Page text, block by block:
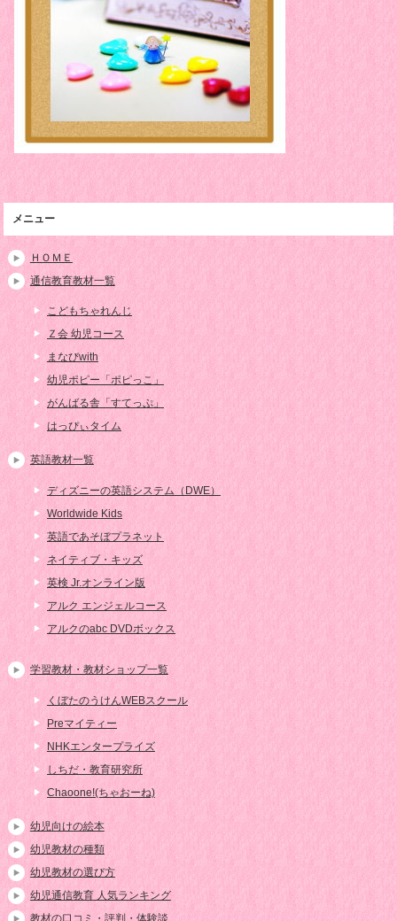
メニュー
ＨＯＭＥ
通信教育教材一覧
こどもちゃれんじ
Ｚ会 幼児コース
まなびwith
幼児ポピー「ポピっこ」
がんばる舎「すてっぷ」
はっぴぃタイム
英語教材一覧
ディズニーの英語システム（DWE）
Worldwide Kids
英語であそぼプラネット
ネイティブ・キッズ
英検 Jr.オンライン版
アルク エンジェルコース
アルクのabc DVDボックス
学習教材・教材ショップ一覧
くぼたのうけんWEBスクール
Preマイティー
NHKエンタープライズ
しちだ・教育研究所
Chaoone!(ちゃおーね)
幼児向けの絵本
幼児教材の種類
幼児教材の選び方
幼児通信教育 人気ランキング
教材の口コミ・評判・体験談